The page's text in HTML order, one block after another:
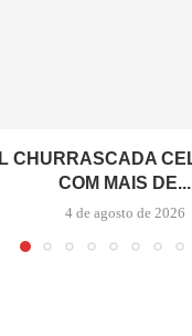
CHURRASCADA
COM MAIS DE...
4 de agosto de 2026